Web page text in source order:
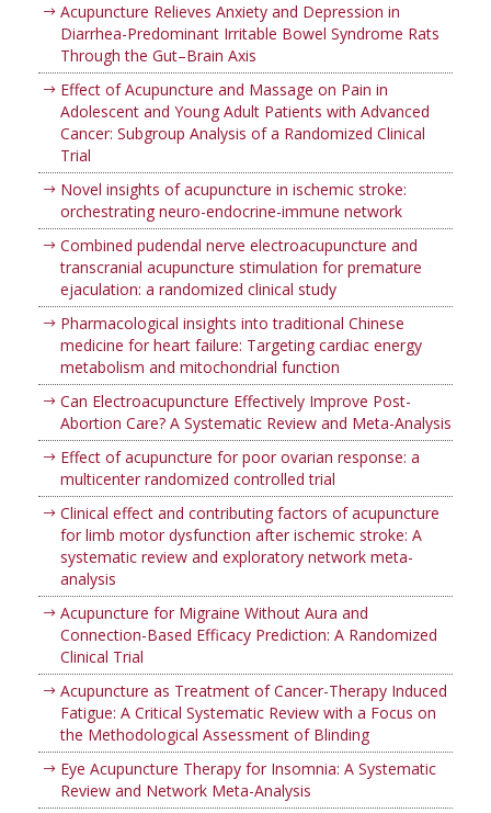
Acupuncture Relieves Anxiety and Depression in
Diarrhea-Predominant Irritable Bowel Syndrome Rats
Through the Gut–Brain Axis
Effect of Acupuncture and Massage on Pain in
Adolescent and Young Adult Patients with Advanced
Cancer: Subgroup Analysis of a Randomized Clinical
Trial
Novel insights of acupuncture in ischemic stroke:
orchestrating neuro-endocrine-immune network
Combined pudendal nerve electroacupuncture and
transcranial acupuncture stimulation for premature
ejaculation: a randomized clinical study
Pharmacological insights into traditional Chinese
medicine for heart failure: Targeting cardiac energy
metabolism and mitochondrial function
Can Electroacupuncture Effectively Improve Post-
Abortion Care? A Systematic Review and Meta-Analysis
Effect of acupuncture for poor ovarian response: a
multicenter randomized controlled trial
Clinical effect and contributing factors of acupuncture
for limb motor dysfunction after ischemic stroke: A
systematic review and exploratory network meta-
analysis
Acupuncture for Migraine Without Aura and
Connection-Based Efficacy Prediction: A Randomized
Clinical Trial
Acupuncture as Treatment of Cancer-Therapy Induced
Fatigue: A Critical Systematic Review with a Focus on
the Methodological Assessment of Blinding
Eye Acupuncture Therapy for Insomnia: A Systematic
Review and Network Meta-Analysis